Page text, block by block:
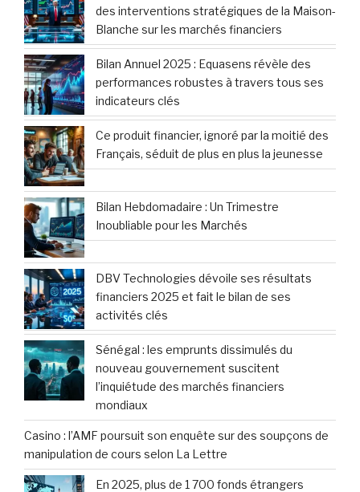
des interventions stratégiques de la Maison-
Blanche sur les marchés financiers
Bilan Annuel 2025 : Equasens révèle des
performances robustes à travers tous ses
indicateurs clés
Ce produit financier, ignoré par la moitié des
Français, séduit de plus en plus la jeunesse
Bilan Hebdomadaire : Un Trimestre
Inoubliable pour les Marchés
DBV Technologies dévoile ses résultats
financiers 2025 et fait le bilan de ses
activités clés
Sénégal : les emprunts dissimulés du
nouveau gouvernement suscitent
l’inquiétude des marchés financiers
mondiaux
Casino : l’AMF poursuit son enquête sur des soupçons de
manipulation de cours selon La Lettre
En 2025, plus de 1 700 fonds étrangers